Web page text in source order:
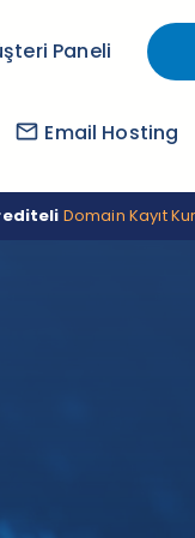
Paneli
email Email Hosting
Kayıt Kuruluşu